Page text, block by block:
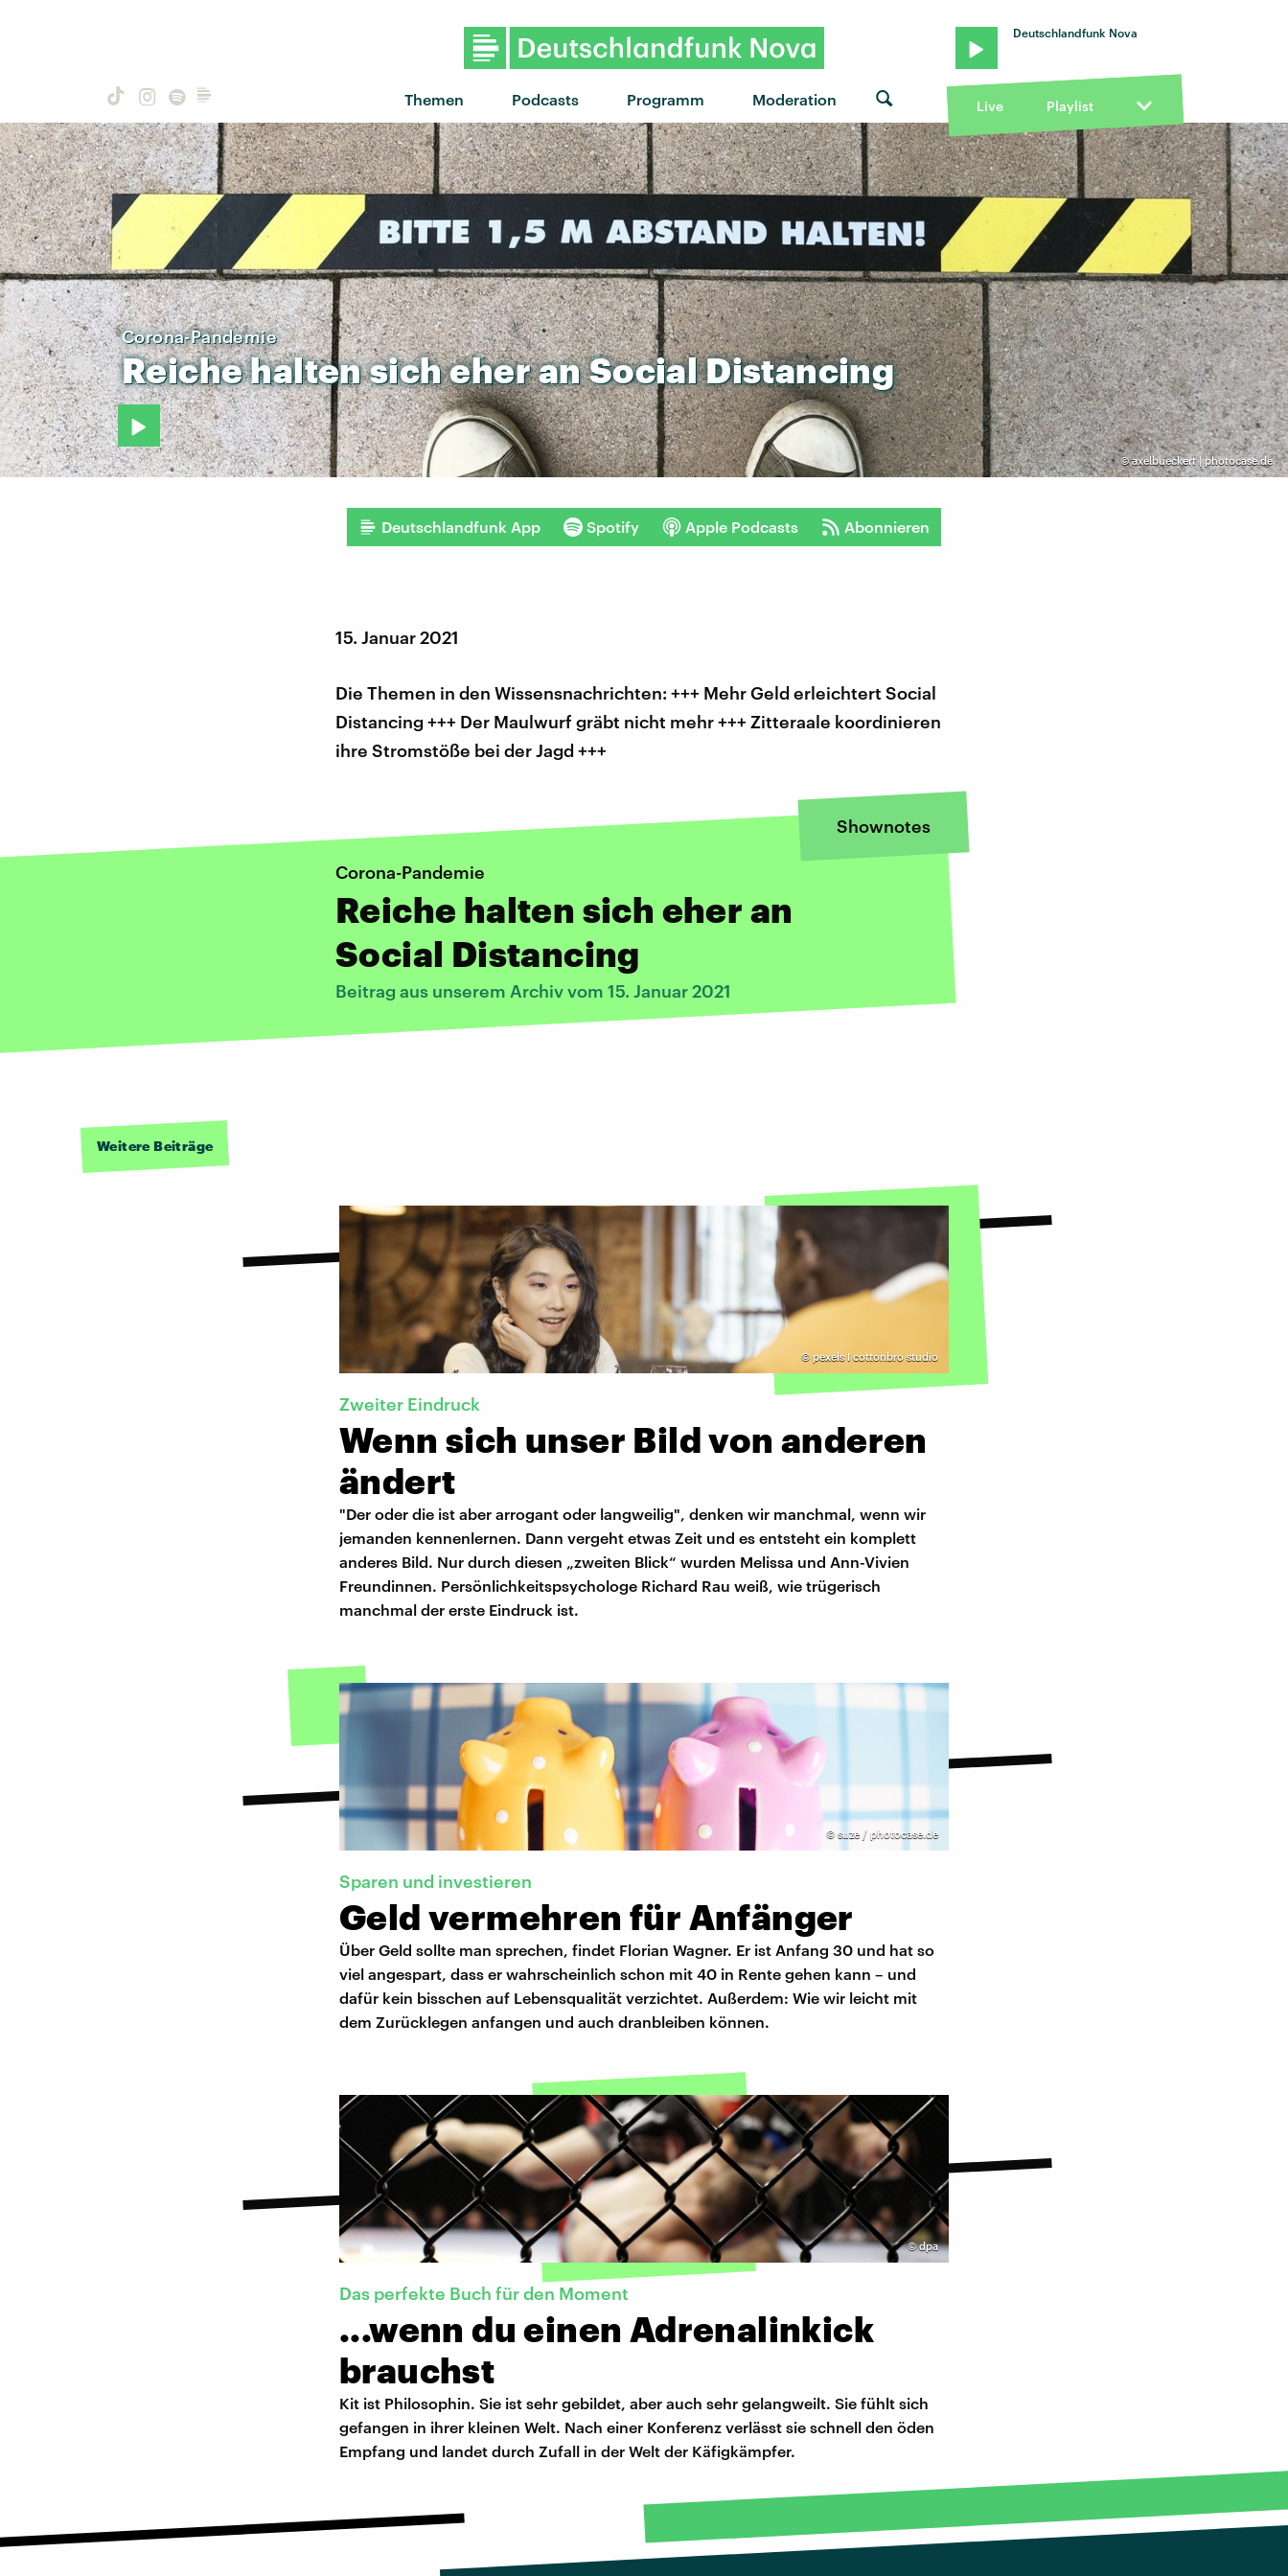
Themen Podcasts Programm Moderation
Deutschlandfunk Nova
Live Playlist
©axelbueckert | photocase.de
Corona-Pandemie
ReichehaltensicheheranSocialDistancing
Deutschlandfunk App Spotify Apple Podcasts Abonnieren
15. Januar 2021
Die Themen in den Wissensnachrichten: +++ Mehr Geld erleichtert Social
Distancing +++ Der Maulwurf gräbt nicht mehr +++ Zitteraale koordinieren
ihre Stromstöße bei der Jagd +++
Shownotes
Corona-Pandemie
Reiche halten sich eher an
Social Distancing
Beitrag aus unserem Archiv vom 15. Januar 2021
Weitere Beiträge
© pexels I cottonbro studio
Zweiter Eindruck
Wenn sich unser Bild von anderen
ändert
"Der oder die ist aber arrogant oder langweilig", denken wir manchmal, wenn wir
jemanden kennenlernen. Dann vergeht etwas Zeit und es entsteht ein komplett
anderes Bild. Nur durch diesen „zweiten Blick“ wurden Melissa und Ann-Vivien
Freundinnen. Persönlichkeitspsychologe Richard Rau weiß, wie trügerisch
manchmal der erste Eindruck ist.
© suze / photocase.de
Sparen und investieren
Geld vermehren für Anfänger
Über Geld sollte man sprechen, findet Florian Wagner. Er ist Anfang 30 und hat so
viel angespart, dass er wahrscheinlich schon mit 40 in Rente gehen kann – und
dafür kein bisschen auf Lebensqualität verzichtet. Außerdem: Wie wir leicht mit
dem Zurücklegen anfangen und auch dranbleiben können.
©dpa
Das perfekte Buch für den Moment
...wenn du einen Adrenalinkick
brauchst
Kit ist Philosophin. Sie ist sehr gebildet, aber auch sehr gelangweilt. Sie fühlt sich
gefangen in ihrer kleinen Welt. Nach einer Konferenz verlässt sie schnell den öden
Empfang und landet durch Zufall in der Welt der Käfigkämpfer.